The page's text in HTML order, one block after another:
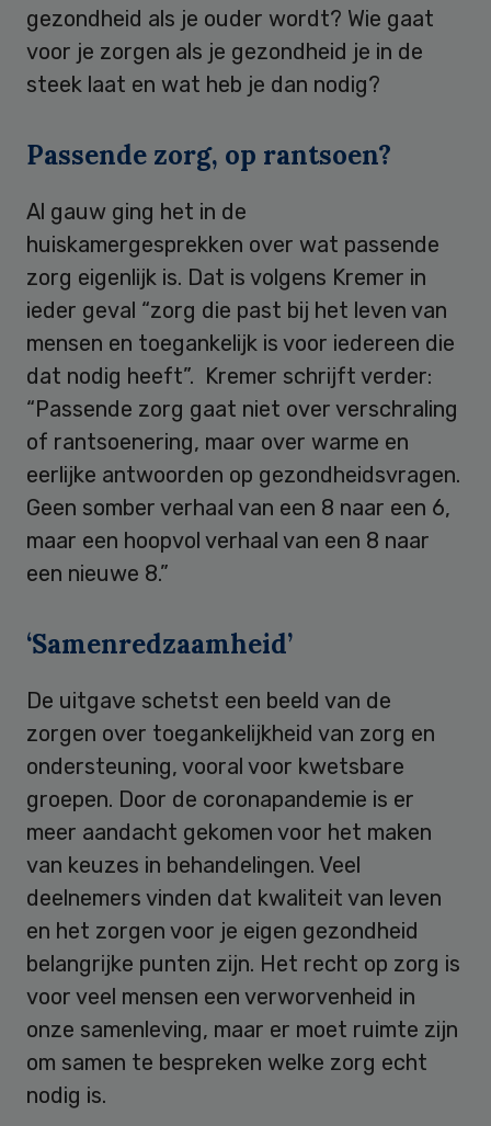
gezondheid als je ouder wordt? Wie gaat
voor je zorgen als je gezondheid je in de
steek laat en wat heb je dan nodig?
Passende zorg, op rantsoen?
Al gauw ging het in de
huiskamergesprekken over wat passende
zorg eigenlijk is. Dat is volgens Kremer in
ieder geval “zorg die past bij het leven van
mensen en toegankelijk is voor iedereen die
dat nodig heeft”. Kremer schrijft verder:
“Passende zorg gaat niet over verschraling
of rantsoenering, maar over warme en
eerlijke antwoorden op gezondheidsvragen.
Geen somber verhaal van een 8 naar een 6,
maar een hoopvol verhaal van een 8 naar
een nieuwe 8.”
‘Samenredzaamheid’
De uitgave schetst een beeld van de
zorgen over toegankelijkheid van zorg en
ondersteuning, vooral voor kwetsbare
groepen. Door de coronapandemie is er
meer aandacht gekomen voor het maken
van keuzes in behandelingen. Veel
deelnemers vinden dat kwaliteit van leven
en het zorgen voor je eigen gezondheid
belangrijke punten zijn. Het recht op zorg is
voor veel mensen een verworvenheid in
onze samenleving, maar er moet ruimte zijn
om samen te bespreken welke zorg echt
nodig is.